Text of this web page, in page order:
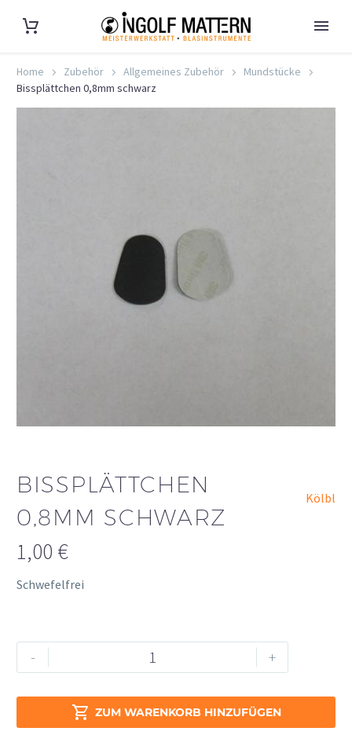
Home Zubehör Allgemeines Zubehör
Mundstücke
Bissplättchen 0,8mm schwarz
BISSPLÄTTCHEN
0,8MM SCHWARZ
Kölbl
1,00 €
Schwefelfrei
-
Bissplättchen
0,8mm
+
 ZUM WARENKORB HINZUFÜGEN
Alternative: